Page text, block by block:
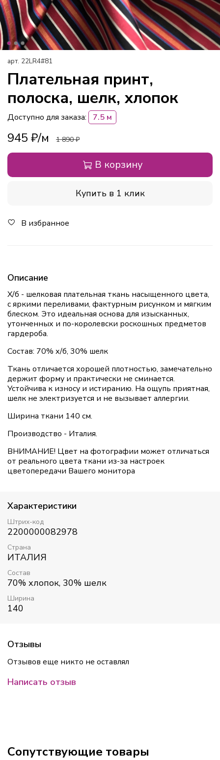
арт. 22LR4#81
Плательная принт,
полоска, шелк, хлопок
Доступно для заказа: 7.5 м
945 ₽ 1 890 ₽
В корзину
Купить в 1 клик
В избранное
Описание
Х/б - шелковая плательная ткань насыщенного цвета,
с яркими переливами, фактурным рисунком и мягким
блеском. Это идеальная основа для изысканных,
утонченных и по-королевски роскошных предметов
гардероба.
Состав: 70% х/б, 30% шелк
Ткань отличается хорошей плотностью, замечательно
держит форму и практически не сминается.
Устойчива к износу и истиранию. На ощупь приятная,
шелк не электризуется и не вызывает аллергии.
Ширина ткани 140 см.
Производство - Италия.
ВНИМАНИЕ! Цвет на фотографии может отличаться
от реального цвета ткани из-за настроек
цветопередачи Вашего монитора
Характеристики
Штрих-код
2200000082978
Страна
ИТАЛИЯ
Состав
70% хлопок, 30% шелк
Ширина
140
Отзывы
Отзывов еще никто не оставлял
Написать отзыв
Сопутствующие товары